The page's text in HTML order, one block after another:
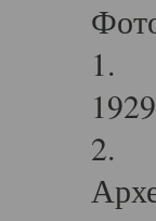
1.
2.